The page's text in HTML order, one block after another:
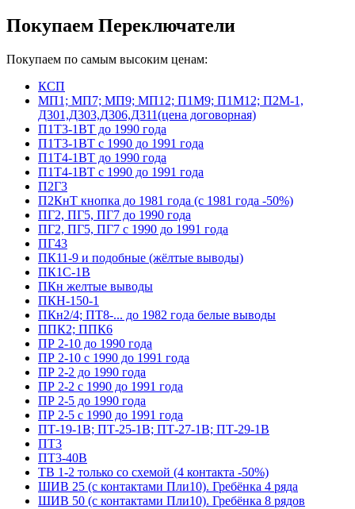
Покупаем Переключатели
Покупаем по самым высоким ценам:
КСП
МП1; МП7; МП9; МП12; П1М9; П1М12; П2М-1,
Д301,Д303,Д306,Д311(цена договорная)
П1Т3-1ВТ до 1990 года
П1Т3-1ВТ с 1990 до 1991 года
П1Т4-1ВТ до 1990 года
П1Т4-1ВТ с 1990 до 1991 года
П2Г3
П2КнТ кнопка до 1981 года (с 1981 года -50%)
ПГ2, ПГ5, ПГ7 до 1990 года
ПГ2, ПГ5, ПГ7 с 1990 до 1991 года
ПГ43
ПК11-9 и подобные (жёлтые выводы)
ПК1С-1В
ПКн желтые выводы
ПКН-150-1
ПКн2/4; ПТ8-... до 1982 года белые выводы
ППК2; ППК6
ПР 2-10 до 1990 года
ПР 2-10 с 1990 до 1991 года
ПР 2-2 до 1990 года
ПР 2-2 с 1990 до 1991 года
ПР 2-5 до 1990 года
ПР 2-5 с 1990 до 1991 года
ПТ-19-1В; ПТ-25-1В; ПТ-27-1В; ПТ-29-1В
ПТ3
ПТ3-40В
ТВ 1-2 только со схемой (4 контакта -50%)
ШИВ 25 (с контактами Пли10). Гребёнка 4 ряда
ШИВ 50 (с контактами Пли10). Гребёнка 8 рядов